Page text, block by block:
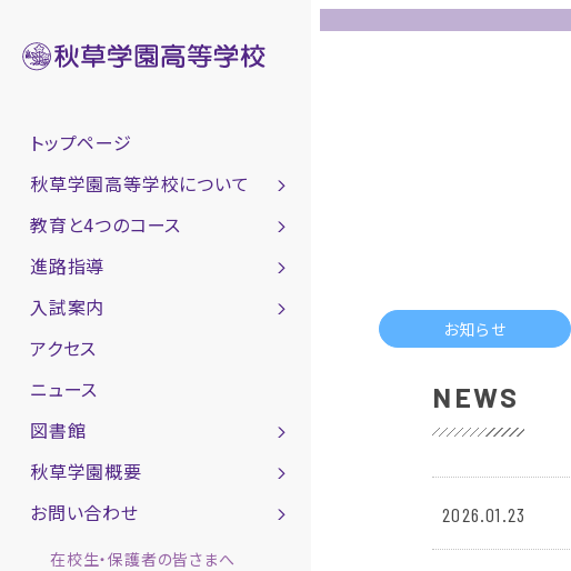
トップページ
秋草学園高等学校について
教育と4つのコース
進路指導
入試案内
アクセス
ニュース
図書館
秋草学園概要
お問い合わせ
在校生・保護者の皆さまへ
お知らせ
NEWS
2026.01.23